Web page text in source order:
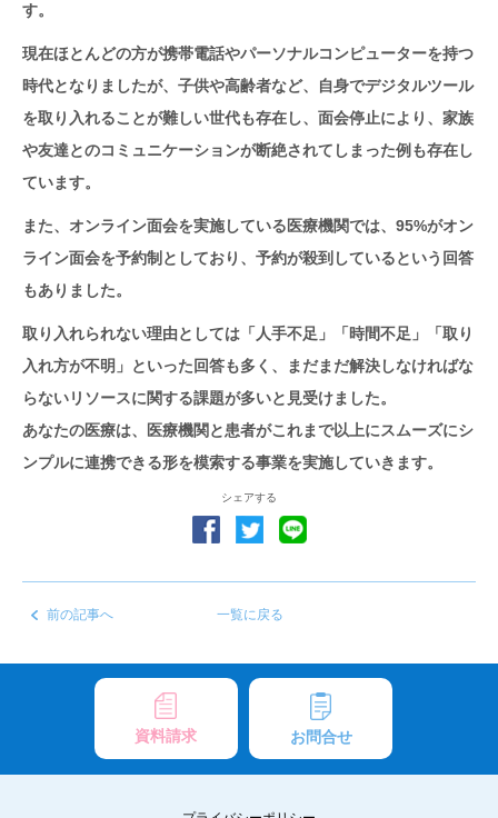
す。
現在ほとんどの方が携帯電話やパーソナルコンピューターを持つ
時代となりましたが、子供や高齢者など、自身でデジタルツール
を取り入れることが難しい世代も存在し、面会停止により、家族
や友達とのコミュニケーションが断絶されてしまった例も存在し
ています。
また、オンライン面会を実施している医療機関では、95%がオン
ライン面会を予約制としており、予約が殺到しているという回答
もありました。
取り入れられない理由としては「人手不足」「時間不足」「取り
入れ方が不明」といった回答も多く、まだまだ解決しなければな
らないリソースに関する課題が多いと見受けました。
あなたの医療は、医療機関と患者がこれまで以上にスムーズにシ
ンプルに連携できる形を模索する事業を実施していきます。
シェアする
前の記事へ 一覧に戻る
資料請求 お問合せ